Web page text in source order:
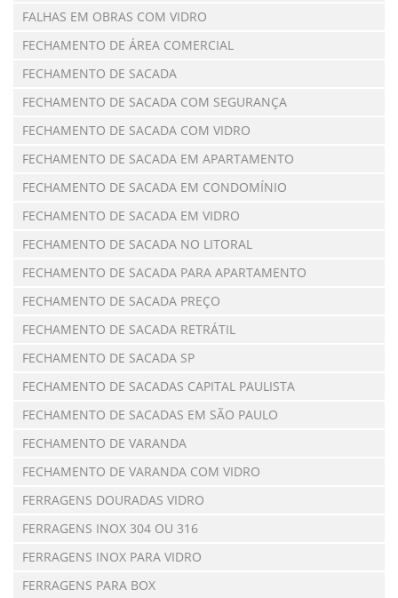
FALHAS EM OBRAS COM VIDRO
FECHAMENTO DE ÁREA COMERCIAL
FECHAMENTO DE SACADA
FECHAMENTO DE SACADA COM SEGURANÇA
FECHAMENTO DE SACADA COM VIDRO
FECHAMENTO DE SACADA EM APARTAMENTO
FECHAMENTO DE SACADA EM CONDOMÍNIO
FECHAMENTO DE SACADA EM VIDRO
FECHAMENTO DE SACADA NO LITORAL
FECHAMENTO DE SACADA PARA APARTAMENTO
FECHAMENTO DE SACADA PREÇO
FECHAMENTO DE SACADA RETRÁTIL
FECHAMENTO DE SACADA SP
FECHAMENTO DE SACADAS CAPITAL PAULISTA
FECHAMENTO DE SACADAS EM SÃO PAULO
FECHAMENTO DE VARANDA
FECHAMENTO DE VARANDA COM VIDRO
FERRAGENS DOURADAS VIDRO
FERRAGENS INOX 304 OU 316
FERRAGENS INOX PARA VIDRO
FERRAGENS PARA BOX